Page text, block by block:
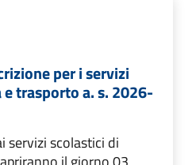
per i servizi
trasporto a. s. 2026-
servizi scolastici di